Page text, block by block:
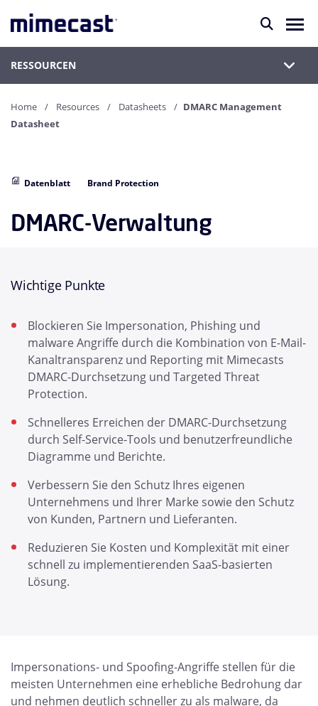
RESSOURCEN
Home Resources Datasheets
DMARC Management
Datasheet
Datenblatt Brand Protection
DMARC-Verwaltung
Wichtige Punkte
Blockieren Sie Impersonation, Phishing und
malware Angriffe durch die Kombination von E-Mail-
Kanaltransparenz und Reporting mit Mimecasts
DMARC-Durchsetzung und Targeted Threat
Protection.
Schnelleres Erreichen der DMARC-Durchsetzung
durch Self-Service-Tools und benutzerfreundliche
Diagramme und Berichte.
Verbessern Sie den Schutz Ihres eigenen
Unternehmens und Ihrer Marke sowie den Schutz
von Kunden, Partnern und Lieferanten.
Reduzieren Sie Kosten und Komplexität mit einer
schnell zu implementierenden SaaS-basierten
Lösung.
Impersonations- und Spoofing-Angriffe stellen für die
meisten Unternehmen eine erhebliche Bedrohung dar
und nehmen deutlich schneller zu als malware, da